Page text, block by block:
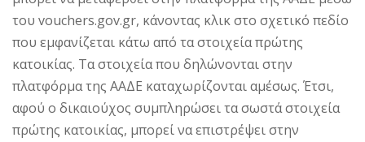
του vouchers.gov.gr, κάνοντας κλικ στο σχετικό πεδίο
που εμφανίζεται κάτω από τα στοιχεία πρώτης
κατοικίας. Τα στοιχεία που δηλώνονται στην
πλατφόρμα της ΑΑΔΕ καταχωρίζονται αμέσως. Έτσι,
αφού ο δικαιούχος συμπληρώσει τα σωστά στοιχεία
πρώτης κατοικίας, μπορεί να επιστρέψει στην